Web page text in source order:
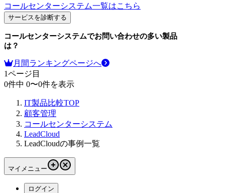
コールセンターシステム一覧はこちら
サービスを診断する
コールセンターシステムでお問い合わせの多い製品
は？
月間ランキングページへ
1ページ目
0件中 0〜0件を表示
IT製品比較TOP
顧客管理
コールセンターシステム
LeadCloud
LeadCloudの事例一覧
マイメニュー
ログイン